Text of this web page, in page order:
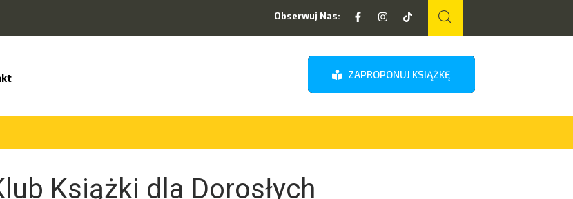
Obserwuj Nas:
ZAPROPONUJ KSIĄŻKĘ
Książki dla Dorosłych